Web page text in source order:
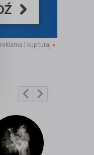
reklama | kup tutaj »